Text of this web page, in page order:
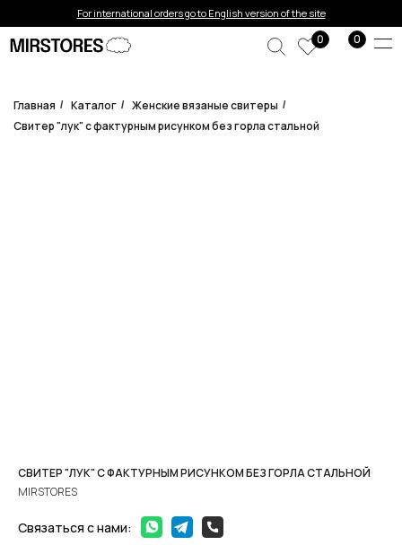
0
0
For international orders go to English version of the site
Error get alias
Главная / Каталог / Женские вязаные свитеры /
Свитер "лук" с фактурным рисунком без горла стальной
СВИТЕР "ЛУК" С ФАКТУРНЫМ РИСУНКОМ БЕЗ ГОРЛА СТАЛЬНОЙ
MIRSTORES
Связаться с нами: